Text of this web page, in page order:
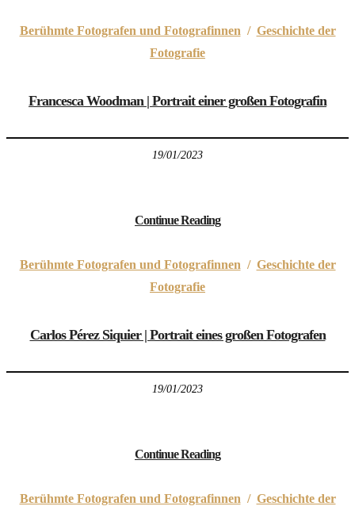
Berühmte Fotografen und Fotografinnen / Geschichte der
Fotografie
Francesca Woodman | Portrait einer großen Fotografin
19/01/2023
Continue Reading
Berühmte Fotografen und Fotografinnen / Geschichte der
Fotografie
Carlos Pérez Siquier | Portrait eines großen Fotografen
19/01/2023
Continue Reading
Berühmte Fotografen und Fotografinnen / Geschichte der